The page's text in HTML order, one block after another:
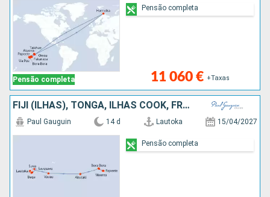
Pensão completa 11 060 € +Taxas
Pensão completa
FIJI (ILHAS), TONGA, ILHAS COOK, FRANÇA
Paul Gauguin 14 d Lautoka 15/04/2027
Pensão completa